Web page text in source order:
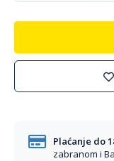
Plaćanje do
zabranom i